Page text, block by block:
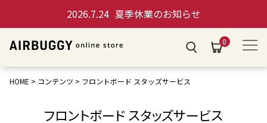
2026.7.24 夏季休業のお知らせ
0
HOME コンテンツ フロントボード スタッズサービス
フロントボード スタッズサービス